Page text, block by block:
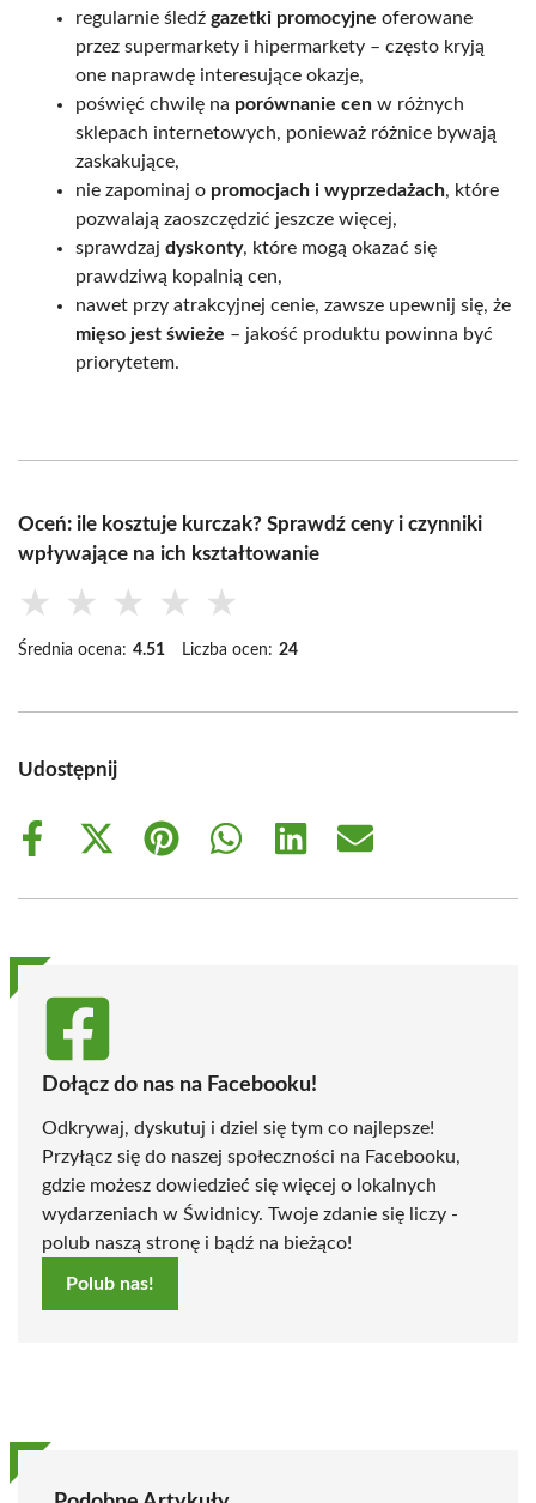
regularnie śledź gazetki promocyjne oferowane
przez supermarkety i hipermarkety – często kryją
one naprawdę interesujące okazje,
poświęć chwilę na porównanie cen w różnych
sklepach internetowych, ponieważ różnice bywają
zaskakujące,
nie zapominaj o promocjach i wyprzedażach, które
pozwalają zaoszczędzić jeszcze więcej,
sprawdzaj dyskonty, które mogą okazać się
prawdziwą kopalnią cen,
nawet przy atrakcyjnej cenie, zawsze upewnij się, że
mięso jest świeże – jakość produktu powinna być
priorytetem.
Oceń: ile kosztuje kurczak? Sprawdź ceny i czynniki
wpływające na ich kształtowanie
★ ★ ★ ★ ★
Średnia ocena: 4.51 Liczba ocen: 24
Udostępnij
Share
Share
(Twitter)
Share
Share
Share
Share
Dołącz do nas na Facebooku!
Odkrywaj, dyskutuj i dziel się tym co najlepsze!
Przyłącz się do naszej społeczności na Facebooku,
gdzie możesz dowiedzieć się więcej o lokalnych
wydarzeniach w Świdnicy. Twoje zdanie się liczy -
polub naszą stronę i bądź na bieżąco!
Polub nas!